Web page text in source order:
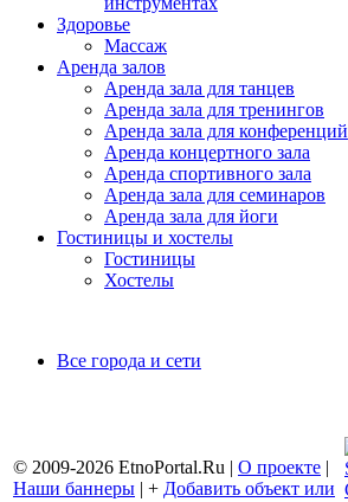
Здоровье
Массаж
Аренда залов
Аренда зала для танцев
Аренда зала для тренингов
Аренда зала для конференций
Аренда концертного зала
Аренда спортивного зала
Аренда зала для семинаров
Аренда зала для йоги
Гостиницы и хостелы
Гостиницы
Хостелы
Все города и сети
© 2009-2026 EtnoPortal.Ru | О проекте |
Наши баннеры | + Добавить объект или